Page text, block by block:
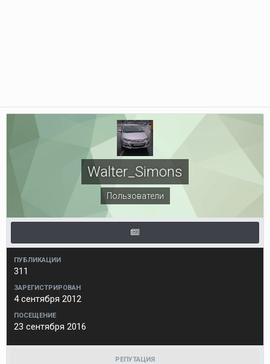
Walter_Simons
Пользователи
ПУБЛИКАЦИИ
311
ЗАРЕГИСТРИРОВАН
4 сентября 2012
ПОСЕЩЕНИЕ
23 сентября 2016
РЕПУТАЦИЯ